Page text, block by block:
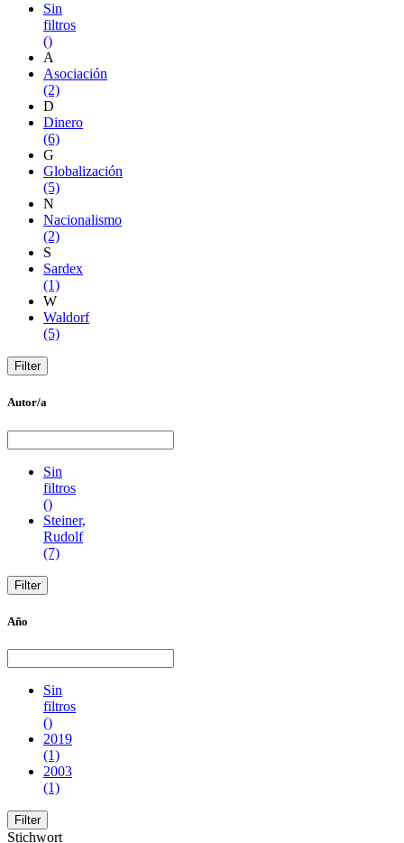
Sin
filtros
()
A
Asociación
(2)
D
Dinero
(6)
G
Globalización
(5)
N
Nacionalismo
(2)
S
Sardex
(1)
W
Waldorf
(5)
Autor/a
Sin
filtros
()
Steiner,
Rudolf
(7)
Año
Sin
filtros
()
2019
(1)
2003
(1)
Stichwort